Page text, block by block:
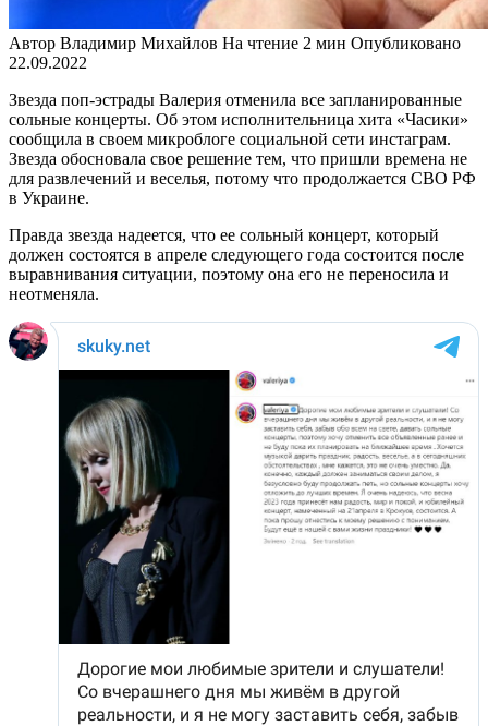
Автор Владимир Михайлов На чтение 2 мин Опубликовано
22.09.2022
Звезда поп-эстрады Валерия отменила все запланированные
сольные концерты. Об этом исполнительница хита «Часики»
сообщила в своем микроблоге социальной сети инстаграм.
Звезда обосновала свое решение тем, что пришли времена не
для развлечений и веселья, потому что продолжается СВО РФ
в Украине.
Правда звезда надеется, что ее сольный концерт, который
должен состоятся в апреле следующего года состоится после
выравнивания ситуации, поэтому она его не переносила и
неотменяла.